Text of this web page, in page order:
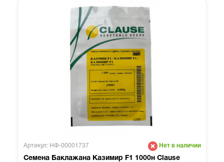
Артикул: НФ-00001737 Нет в наличии
Семена Баклажана Казимир F1 1000н Clause